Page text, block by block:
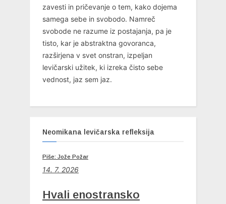
zavesti in pričevanje o tem, kako dojema
samega sebe in svobodo. Namreč
svobode ne razume iz postajanja, pa je
tisto, kar je abstraktna govoranca,
razširjena v svet onstran, izpeljan
levičarski užitek, ki izreka čisto sebe
vednost, jaz sem jaz.
Neomikana levičarska refleksija
Piše: Jože Požar
14. 7. 2026
Hvali enostransko